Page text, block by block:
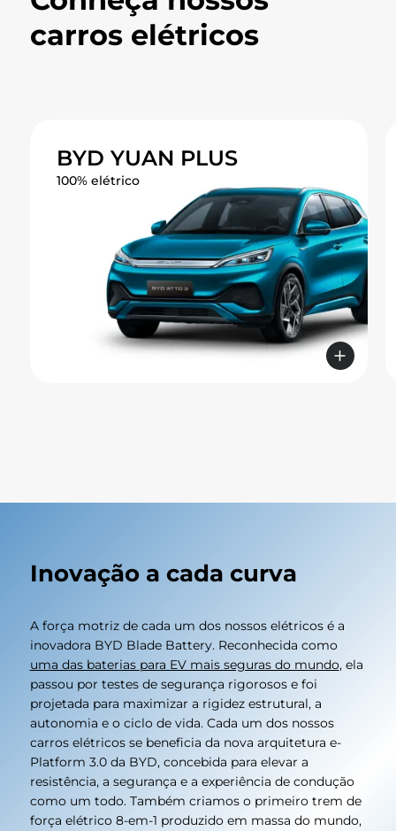
carros elétricos
BYD YUAN PLUS
100% elétrico
compacto crossover totalmente
Range
420 km
0-100 km/h em 7.3 segundos
Design esportivo e aerodinâmico
Carrega até 80% em apenas 29 minutos
Classificação de segurança Euro NCAP 5
estrelas
Inovação a cada curva
A força motriz de cada um dos nossos elétricos é a
inovadora BYD Blade Battery. Reconhecida como
uma das baterias para EV mais seguras do mundo, ela
passou por testes de segurança rigorosos e foi
projetada para maximizar a rigidez estrutural, a
autonomia e o ciclo de vida. Cada um dos nossos
carros elétricos se beneficia da nova arquitetura e-
Platform 3.0 da BYD, concebida para elevar a
resistência, a segurança e a experiência de condução
como um todo. Também criamos o primeiro trem de
força elétrico 8-em-1 produzido em massa do mundo,